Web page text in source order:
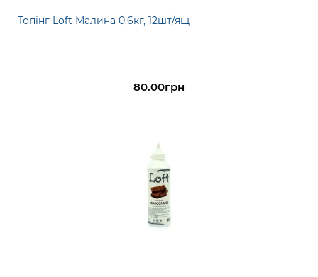
Топінг Loft Малина 0,6кг, 12шт/ящ
80.00грн